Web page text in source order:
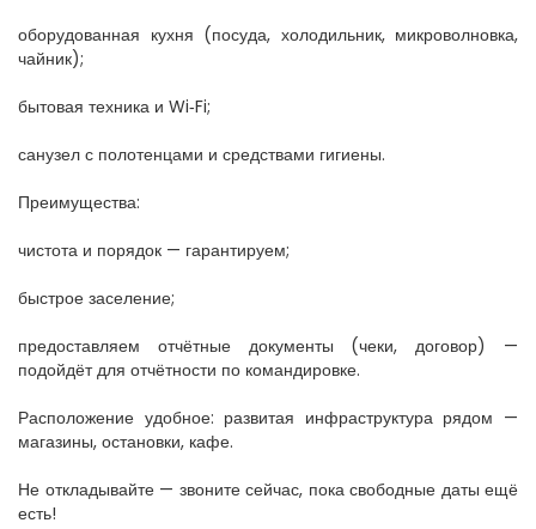
оборудованная кухня (посуда, холодильник, микроволновка,
чайник);
бытовая техника и Wi‑Fi;
санузел с полотенцами и средствами гигиены.
Преимущества:
чистота и порядок — гарантируем;
быстрое заселение;
предоставляем отчётные документы (чеки, договор) —
подойдёт для отчётности по командировке.
Расположение удобное: развитая инфраструктура рядом —
магазины, остановки, кафе.
Не откладывайте — звоните сейчас, пока свободные даты ещё
есть!